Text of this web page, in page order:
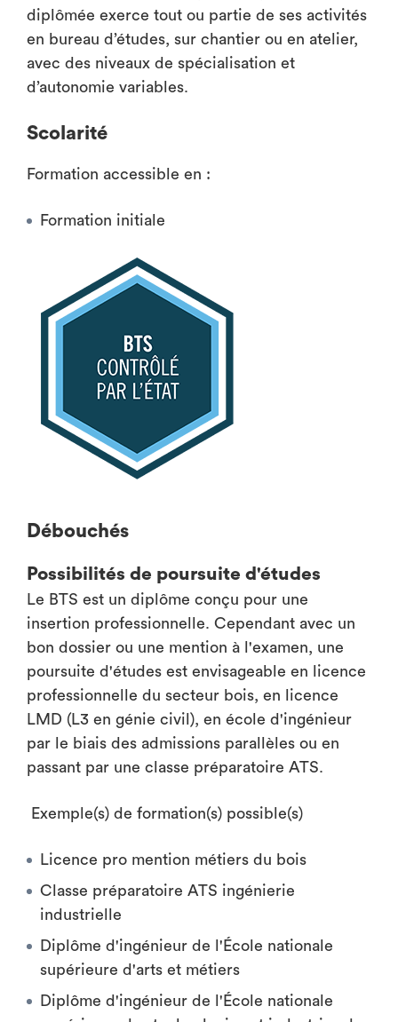
diplômée exerce tout ou partie de ses activités
en bureau d’études, sur chantier ou en atelier,
avec des niveaux de spécialisation et
d’autonomie variables.
Scolarité
Formation accessible en :
Formation initiale
Débouchés
Possibilités de poursuite d'études
Le BTS est un diplôme conçu pour une
insertion professionnelle. Cependant avec un
bon dossier ou une mention à l'examen, une
poursuite d'études est envisageable en licence
professionnelle du secteur bois, en licence
LMD (L3 en génie civil), en école d'ingénieur
par le biais des admissions parallèles ou en
passant par une classe préparatoire ATS.
Exemple(s) de formation(s) possible(s)
Licence pro mention métiers du bois
Classe préparatoire ATS ingénierie
industrielle
Diplôme d'ingénieur de l'École nationale
supérieure d'arts et métiers
Diplôme d'ingénieur de l'École nationale